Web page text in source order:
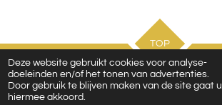
Deze website gebruikt cookies voor analyse-
doeleinden en/of het tonen van advertenties.
Door gebruik te blijven maken van de site gaat u
hiermee akkoord.
TOP
Afspraak maken